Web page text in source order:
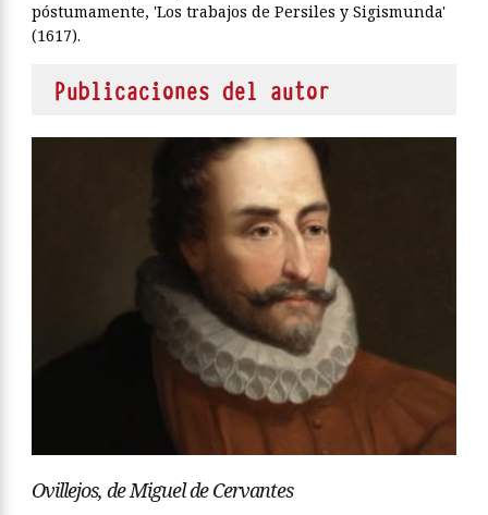
póstumamente, 'Los trabajos de Persiles y Sigismunda'
(1617).
Publicaciones del autor
Ovillejos, de Miguel de Cervantes